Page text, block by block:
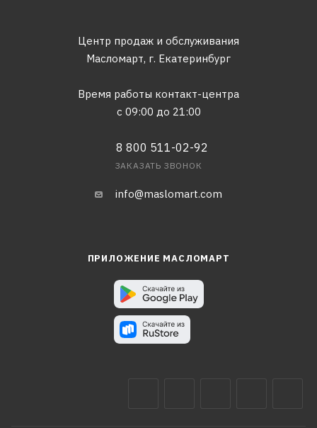
Центр продаж и обслуживания
Масломарт, г. Екатеринбург
Время работы контакт-центра
с 09:00 до 21:00
8 800 511-02-92
ЗАКАЗАТЬ ЗВОНОК
info@maslomart.com
ПРИЛОЖЕНИЕ МАСЛОМАРТ